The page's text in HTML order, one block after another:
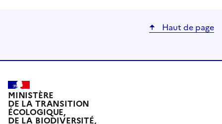
Haut de page
MINISTÈRE
DE LA TRANSITION
ÉCOLOGIQUE,
DE LA BIODIVERSITÉ,